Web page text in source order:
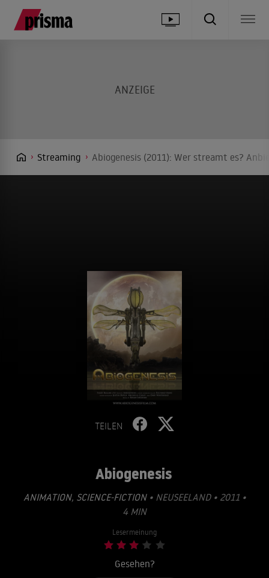
Streaming Abiogenesis (2011): Wer streamt es?
TEILEN
Abiogenesis
ANIMATION, SCIENCE-FICTION• NEUSEELAND • 2011 •
4 MIN
Lesermeinung
Gesehen?